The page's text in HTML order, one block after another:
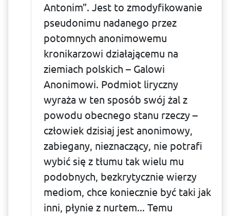
Antonim”. Jest to zmodyfi­kowanie
pseudonimu nadanego przez
potomnych anonimowemu
kronikarzowi działającemu na
ziemiach polskich – Galowi
Anonimowi. Podmiot liryczny
wyraża w ten sposób swój żal z
powodu obecnego stanu rzeczy –
człowiek dzisiaj jest anonimowy,
zabiegany, nieznaczący, nie potrafi
wybić się z tłumu tak wielu mu
podobnych, bezkrytycznie wierzy
mediom, chce koniecznie być taki jak
inni, płynie z nurtem... Temu